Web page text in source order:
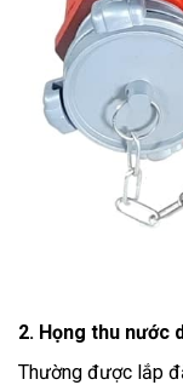
2. Họng thu nước
Thường được lắp